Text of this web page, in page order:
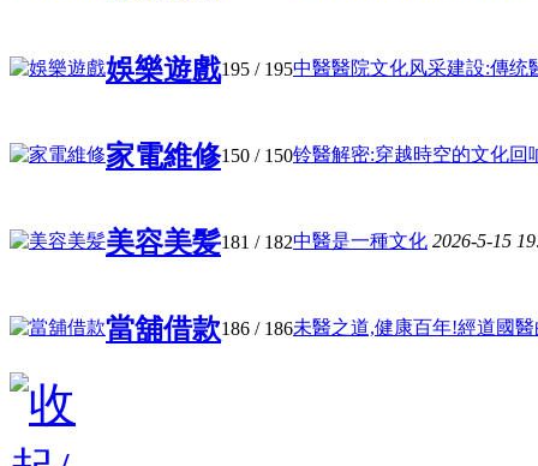
娛樂遊戲195 / 195中醫醫院文化风采建設:傳统
家電維修150 / 150铃醫解密:穿越時空的文化回
美容美髪181 / 182中醫是一種文化 2026-5-15
當舖借款186 / 186未醫之道,健康百年!經道國醫